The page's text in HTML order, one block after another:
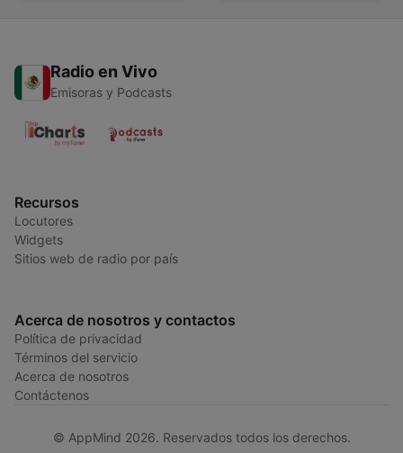
Radio en Vivo
Emisoras y Podcasts
Recursos
Locutores
Widgets
Sitios web de radio por país
Acerca de nosotros y contactos
Política de privacidad
Términos del servicio
Acerca de nosotros
Contáctenos
© AppMind 2026. Reservados todos los derechos.